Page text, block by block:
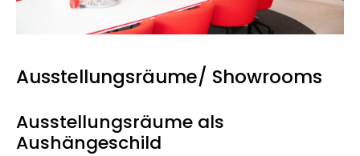
Ausstellungsräume/ Showrooms
Ausstellungsräume als
Aushängeschild